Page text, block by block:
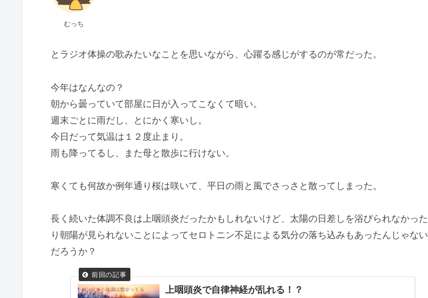
むっち
とラジオ体操の歌みたいなことを思いながら、心躍る感じがするのが常だった。
今年はなんなの？
朝から曇っていて部屋に日が入ってこなくて暗い。
週末ごとに雨だし、とにかく寒いし。
今日だって気温は１２度止まり。
雨も降ってるし、また母と散歩に行けない。
寒くても何故か例年通り桜は咲いて、平日の雨と風でさっさと散ってしまった。
長く続いた体調不良は上咽頭炎だったかもしれないけど、太陽の日差しを浴びられなかった
り朝陽が見られないことによってセロトニン不足による気分の落ち込みもあったんじゃない
だろうか？
上咽頭炎で自律神経が乱れる！？